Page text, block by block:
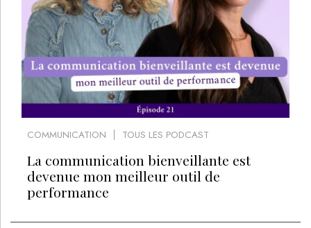
COMMUNICATION TOUS LES PODCAST
La communication bienveillante est
devenue mon meilleur outil de
performance